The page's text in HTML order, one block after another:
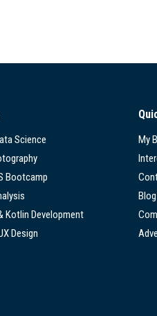
Science
Bootcamp
Kotlin Development
Design
My